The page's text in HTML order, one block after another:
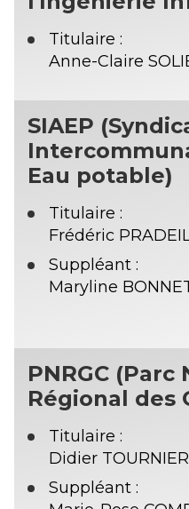
Titulaire :
Anne-Claire
SIAEP
Eau potable)
Titulaire :
Frédéric
Suppléant :
Maryline
PNRGC (Parc
Régional des
Titulaire :
Didier TOURNIER
Suppléant :